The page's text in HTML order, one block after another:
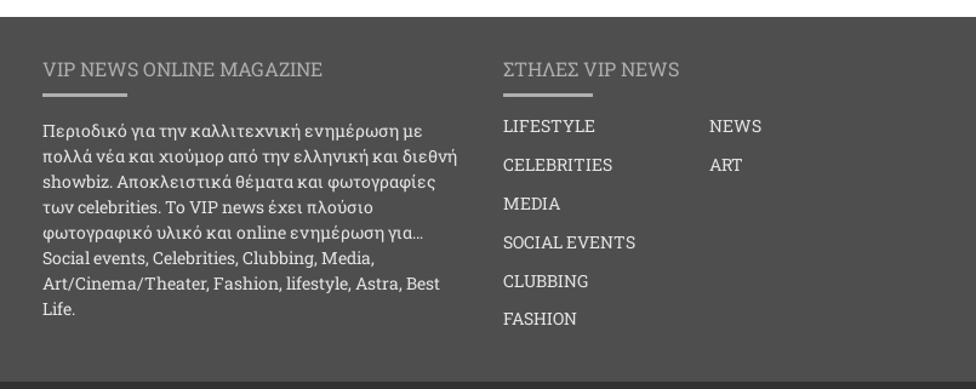
VIP NEWS ONLINE MAGAZINE
Περιοδικό για την καλλιτεχνική ενημέρωση με
πολλά νέα και χιούμορ από την ελληνική και διεθνή
showbiz. Αποκλειστικά θέματα και φωτογραφίες
των celebrities. Το VIP news έχει πλούσιο
φωτογραφικό υλικό και online ενημέρωση για…
Social events, Celebrities, Clubbing, Media,
Art/Cinema/Theater, Fashion, lifestyle, Astra, Best
Life.
ΣΤΗΛΕΣ VIP NEWS
LIFESTYLE
CELEBRITIES
MEDIA
SOCIAL EVENTS
CLUBBING
FASHION
NEWS
ART